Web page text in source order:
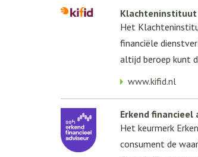
Klachteninstituut
Het
financiële
altijd beroep kunt
www.kifid.nl
Erkend financieel
Het keurmerk
consument de